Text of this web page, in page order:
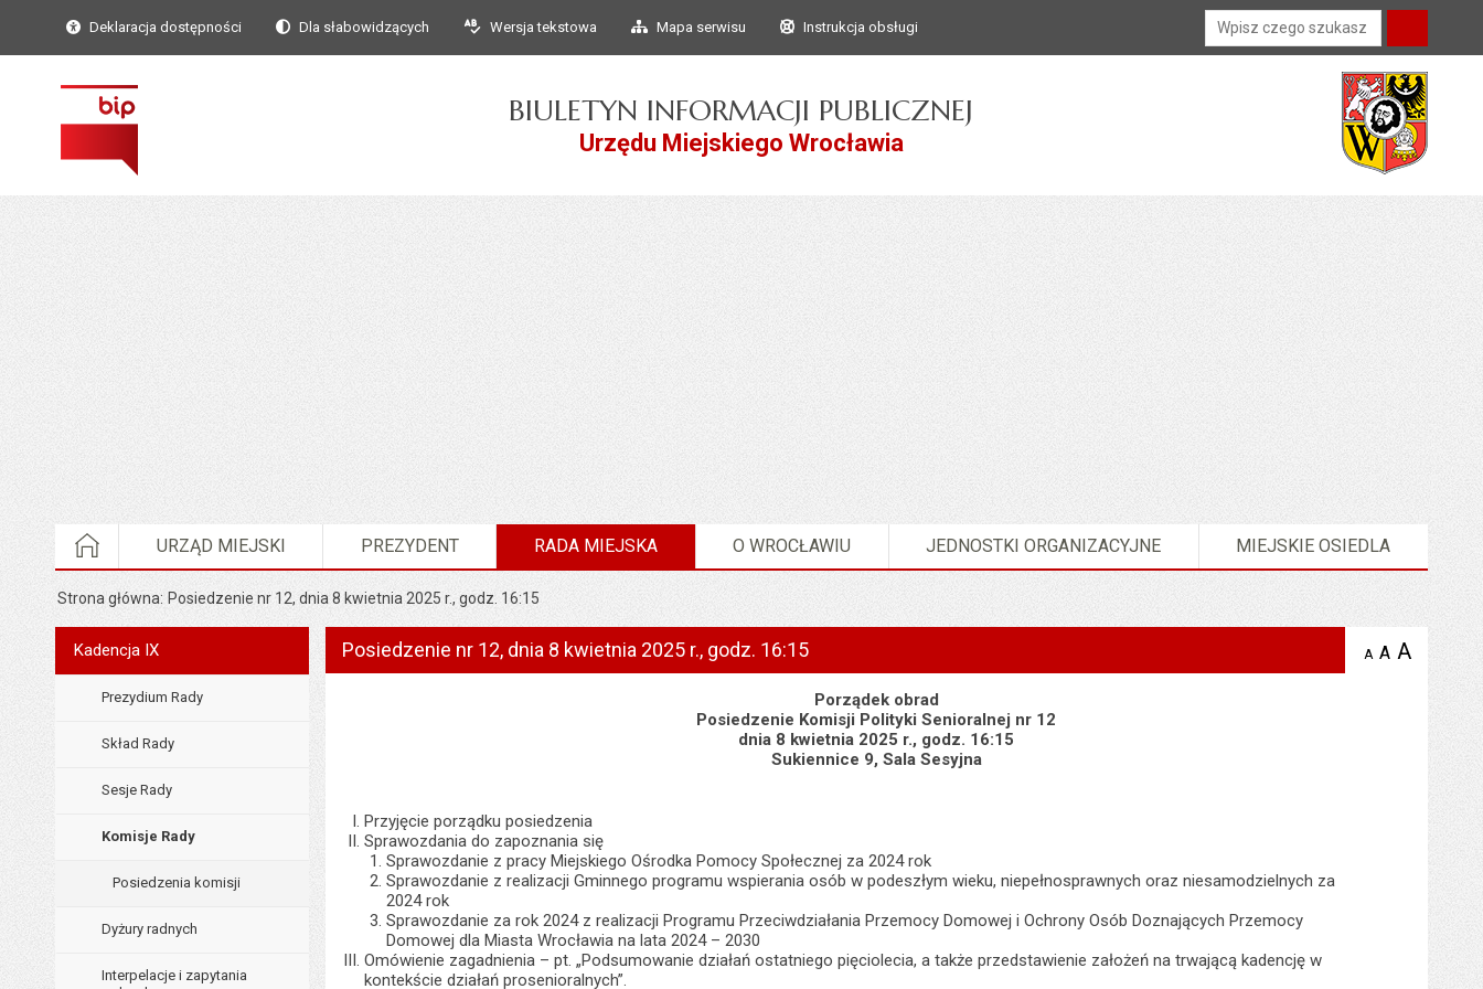
Przejdź do głównego
Przejdź do treści
Deklaracja dostępności Dla słabowidzących Wersja tekstowa Mapa serwisu Instrukcja obsługi Wyszukiwarka
BIULETYN INFORMACJI PUBLICZNEJ
Urzędu Miejskiego Wrocławia
STRONA GŁÓWNA
URZĄD MIEJSKI PREZYDENT RADA MIEJSKA O WROCŁAWIU JEDNOSTKI ORGANIZACYJNE MIEJSKIE OSIEDLA
Strona główna Posiedzenie nr 12, dnia 8 kwietnia 2025 r., godz. 16:15
MenuRada Miejska
Kadencja IX
Prezydium Rady
Skład Rady
Sesje Rady
Komisje Rady
Posiedzenia komisji
Dyżury radnych
Interpelacje i zapytania
Posiedzenie nr 12, dnia 8 kwietnia 2025 r., godz. 16:15 A zmniejsz
A domyślna
A
Porządek obrad
Posiedzenie Komisji Polityki Senioralnej nr 12
dnia 8 kwietnia 2025 r., godz. 16:15
Sukiennice 9, Sala Sesyjna
Przyjęcie porządku posiedzenia
Sprawozdania do zapoznania się
Sprawozdanie z pracy Miejskiego Ośrodka Pomocy Społecznej za 2024 rok
Sprawozdanie z realizacji Gminnego programu wspierania osób w podeszłym wieku, niepełnosprawnych oraz niesamodzielnych za
2024 rok
Sprawozdanie za rok 2024 z realizacji Programu Przeciwdziałania Przemocy Domowej i Ochrony Osób Doznających Przemocy
Domowej dla Miasta Wrocławia na lata 2024 – 2030
Omówienie zagadnienia – pt. „Podsumowanie działań ostatniego pięciolecia, a także przedstawienie założeń na trwającą kadencję w
kontekście działań prosenioralnych”.